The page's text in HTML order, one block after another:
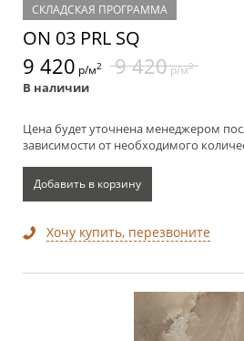
СКЛАДСКАЯ ПРОГРАММА
ON 03 PRL SQ
9 420 р/м2 9 420р/м2
В наличии
Цена будет уточнена менеджером
зависимости от необходимого
Добавить в корзину
Хочу купить, перезвоните